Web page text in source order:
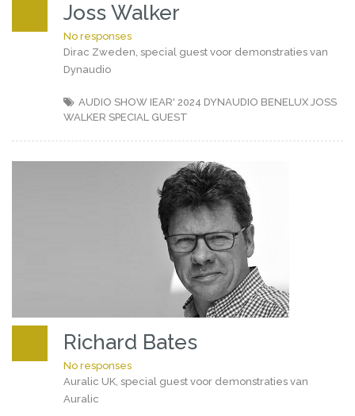
Joss Walker
No responses
Dirac Zweden, special guest voor demonstraties van
Dynaudio
AUDIO SHOW IEAR' 2024 DYNAUDIO BENELUX JOSS
WALKER SPECIAL GUEST
Richard Bates
No responses
Auralic UK, special guest voor demonstraties van
Auralic